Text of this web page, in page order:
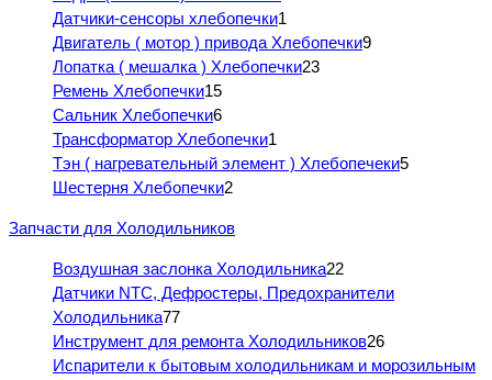
Датчики-сенсоры хлебопечки1
Двигатель ( мотор ) привода Хлебопечки9
Лопатка ( мешалка ) Хлебопечки23
Ремень Хлебопечки15
Сальник Хлебопечки6
Трансформатор Хлебопечки1
Тэн ( нагревательный элемент ) Хлебопечеки5
Шестерня Хлебопечки2
Запчасти для Холодильников
Воздушная заслонка Холодильника22
Датчики NTC, Дефростеры, Предохранители
Холодильника77
Инструмент для ремонта Холодильников26
Испарители к бытовым холодильникам и морозильным